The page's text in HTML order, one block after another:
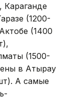
Караганде
(1200-
(1400
(1500-
в Атырау
А самые